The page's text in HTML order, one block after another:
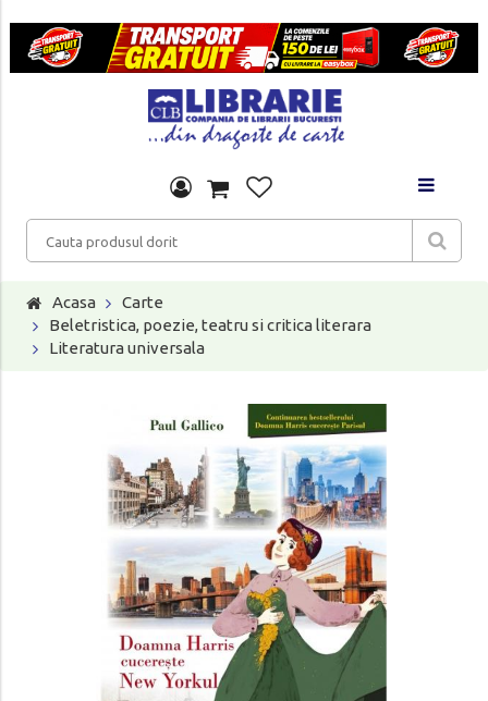
Acasa
Carte
Beletristica, poezie, teatru si critica literara
Literatura universala